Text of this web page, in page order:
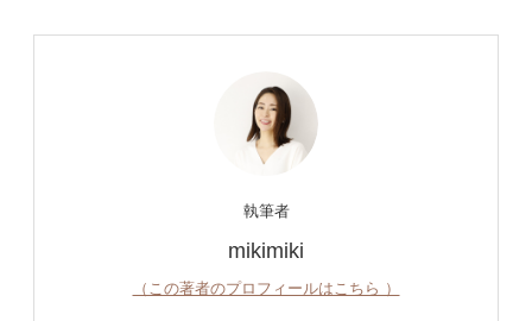
執筆者
mikimiki
（この著者のプロフィールはこちら ）